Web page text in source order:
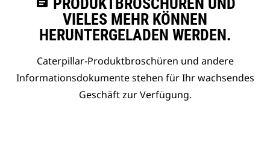
PRODUKTBROSCHÜREN UND
VIELES MEHR KÖNNEN
HERUNTERGELADEN WERDEN.
Caterpillar-Produktbroschüren und andere
Informationsdokumente stehen für Ihr wachsendes
Geschäft zur Verfügung.